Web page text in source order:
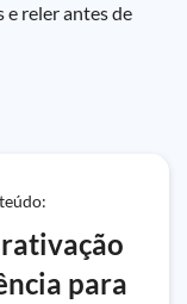
e reler antes de
para